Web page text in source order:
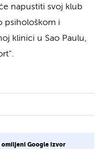
napustiti svoj klub
psihološkom i
klinici u Sao Paulu,
omiljeni Google izvor